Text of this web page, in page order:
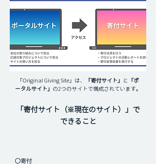
「Original Giving Site」は、 「寄付サイト」 と
「ポ
ータルサイト」
の2つのサイトで構成されています。
「寄付サイト（※現在のサイト）」で
できること
〇寄付